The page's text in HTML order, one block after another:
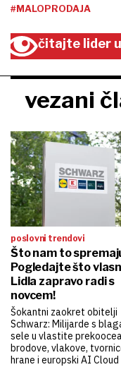
#MALOPRODAJA
čitajte lider
vezani
poslovni trendovi
Što nam to
Pogledajte što
Lidla zapravo radi s
novcem!
Šokantni zaokret obitelji
Schwarz: Milijarde s
sele u vlastite
brodove, vlakove,
hrane i europski AI Cloud